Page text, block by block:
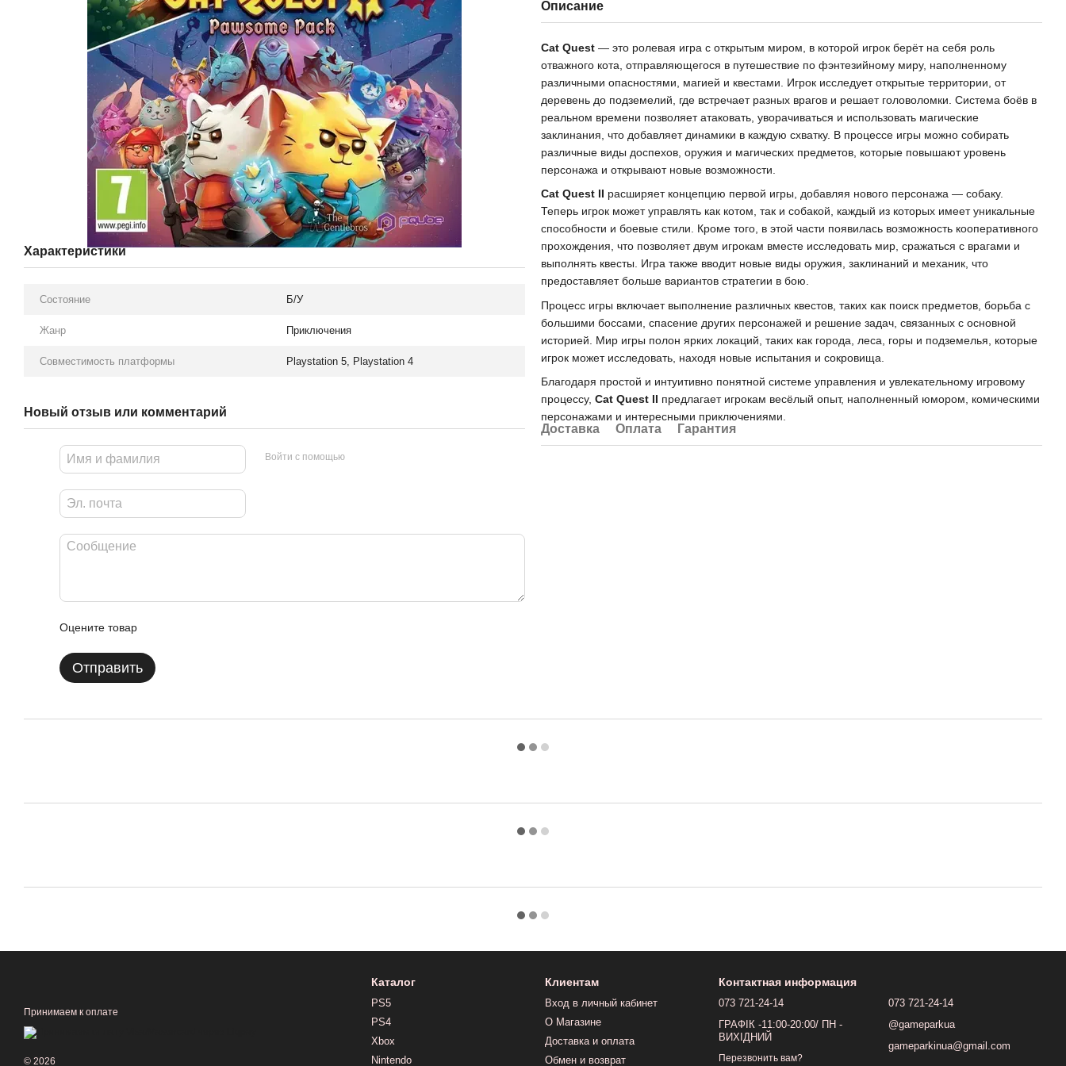
Характеристики
Состояние Б/У
Жанр Приключения
Совместимость платформы Playstation 5, Playstation 4
Новый отзыв или комментарий
Войти с помощью
Оцените товар
Отправить
Описание
Cat Quest — это ролевая игра с открытым миром, в которой игрок берёт на себя роль
отважного кота, отправляющегося в путешествие по фэнтезийному миру, наполненному
различными опасностями, магией и квестами. Игрок исследует открытые территории, от
деревень до подземелий, где встречает разных врагов и решает головоломки. Система боёв в
реальном времени позволяет атаковать, уворачиваться и использовать магические
заклинания, что добавляет динамики в каждую схватку. В процессе игры можно собирать
различные виды доспехов, оружия и магических предметов, которые повышают уровень
персонажа и открывают новые возможности.
Cat Quest II расширяет концепцию первой игры, добавляя нового персонажа — собаку.
Теперь игрок может управлять как котом, так и собакой, каждый из которых имеет уникальные
способности и боевые стили. Кроме того, в этой части появилась возможность кооперативного
прохождения, что позволяет двум игрокам вместе исследовать мир, сражаться с врагами и
выполнять квесты. Игра также вводит новые виды оружия, заклинаний и механик, что
предоставляет больше вариантов стратегии в бою.
Процесс игры включает выполнение различных квестов, таких как поиск предметов, борьба с
большими боссами, спасение других персонажей и решение задач, связанных с основной
историей. Мир игры полон ярких локаций, таких как города, леса, горы и подземелья, которые
игрок может исследовать, находя новые испытания и сокровища.
Благодаря простой и интуитивно понятной системе управления и увлекательному игровому
процессу, Cat Quest II предлагает игрокам весёлый опыт, наполненный юмором, комическими
персонажами и интересными приключениями.
Доставка Оплата Гарантия
Принимаем к оплате
© 2026
Каталог
PS5
PS4
Xbox
Nintendo
Клиентам
Вход в личный кабинет
О Магазине
Доставка и оплата
Обмен и возврат
Контактная информация
073 721-24-14
ГРАФІК -11:00-20:00/ ПН -
ВИХІДНИЙ
Перезвонить вам?
073 721-24-14
@gameparkua
gameparkinua@gmail.com